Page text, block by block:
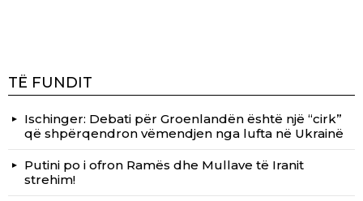
TË FUNDIT
Ischinger: Debati për Groenlandën është një “cirk”
që shpërqendron vëmendjen nga lufta në Ukrainë
Putini po i ofron Ramës dhe Mullave të Iranit
strehim!